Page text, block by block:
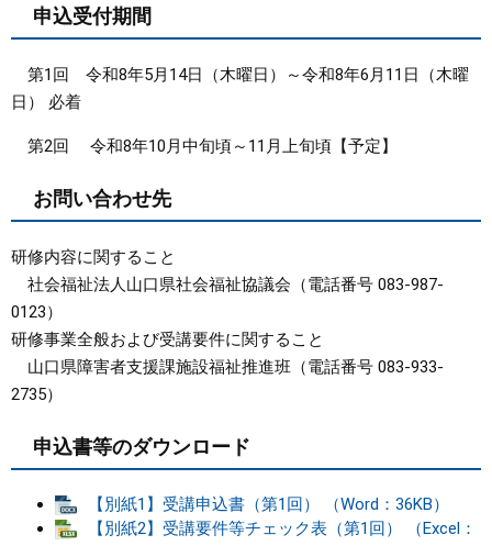
申込受付期間
第1回 令和8年5月14日（木曜日）～令和8年6月11日（木曜
日） 必着
第2回 令和8年10月中旬頃～11月上旬頃【予定】
お問い合わせ先
研修内容に関すること
社会福祉法人山口県社会福祉協議会（電話番号 083-987-
0123）
研修事業全般および受講要件に関すること
山口県障害者支援課施設福祉推進班（電話番号 083-933-
2735）
申込書等のダウンロード
【別紙1】受講申込書（第1回） （Word：36KB）
【別紙2】受講要件等チェック表（第1回） （Excel：